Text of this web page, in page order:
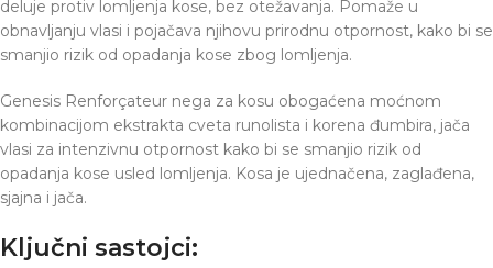
deluje protiv lomljenja kose, bez otežavanja. Pomaže u
obnavljanju vlasi i pojačava njihovu prirodnu otpornost, kako bi se
smanjio rizik od opadanja kose zbog lomljenja.
Genesis Renforçateur nega za kosu obogaćena moćnom
kombinacijom ekstrakta cveta runolista i korena đumbira, jača
vlasi za intenzivnu otpornost kako bi se smanjio rizik od
opadanja kose usled lomljenja. Kosa je ujednačena, zaglađena,
sjajna i jača.
Ključni sastojci: